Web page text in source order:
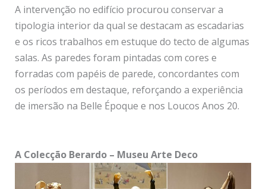
A intervenção no edifício procurou conservar a
tipologia interior da qual se destacam as escadarias
e os ricos trabalhos em estuque do tecto de algumas
salas. As paredes foram pintadas com cores e
forradas com papéis de parede, concordantes com
os períodos em destaque, reforçando a experiência
de imersão na Belle Époque e nos Loucos Anos 20.
A Colecção Berardo – Museu Arte Deco